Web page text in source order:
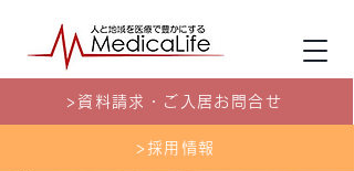
>資料請求・ご入居お問合せ
>採用情報